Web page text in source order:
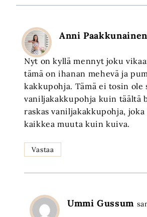
Anni Paakkunainen
Nyt on kyllä mennyt joku
tämä on ihanan mehevä ja
kakkupohja. Tämä ei tosin ole
vaniljakakkupohja kuin täältä
raskas vaniljakakkupohja, joka
kaikkea muuta kuin kuiva.
Vastaa
Ummi Gussum